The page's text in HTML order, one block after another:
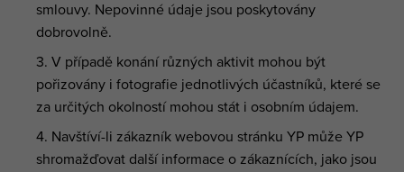
smlouvy. Nepovinné údaje jsou poskytovány
dobrovolně.
V případě konání různých aktivit mohou být
pořizovány i fotografie jednotlivých účastníků, které se
za určitých okolností mohou stát i osobním údajem.
Navštíví-li zákazník webovou stránku YP může YP
shromažďovat další informace o zákaznících, jako jsou